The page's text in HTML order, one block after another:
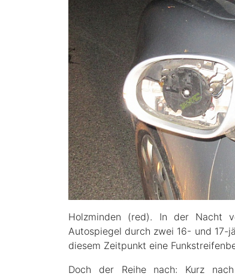
Holzminden (red). In der Nacht
Autospiegel durch zwei 16- und 17-
diesem Zeitpunkt eine
Doch der Reihe nach: Kurz